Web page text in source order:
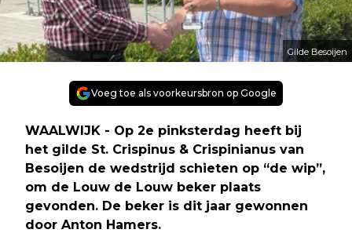
Gilde Besoijen
Voeg toe als voorkeursbron op Google
WAALWIJK - Op 2e pinksterdag heeft bij
het gilde St. Crispinus & Crispinianus van
Besoijen de wedstrijd schieten op “de wip”,
om de Louw de Louw beker plaats
gevonden. De beker is dit jaar gewonnen
door Anton Hamers.